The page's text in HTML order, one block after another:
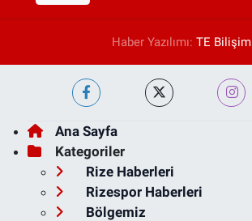
Haber Yazılımı: TE Bilişim
Ana Sayfa
Kategoriler
Rize Haberleri
Rizespor Haberleri
Bölgemiz